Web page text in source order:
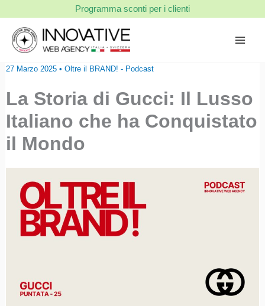
contenuto
Programma sconti per i clienti
27 Marzo 2025 • Oltre il BRAND! - Podcast
La Storia di Gucci: Il Lusso
Italiano che ha Conquistato
il Mondo